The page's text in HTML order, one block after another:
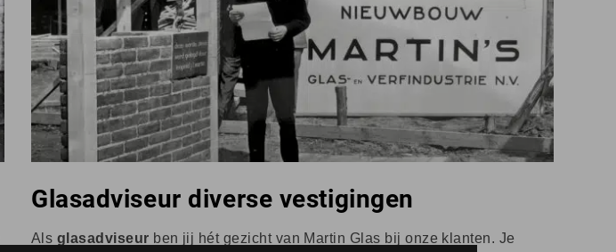
Glasadviseur diverse vestigingen
Als glasadviseur ben jij hét gezicht van Martin Glas bij onze klanten. Je